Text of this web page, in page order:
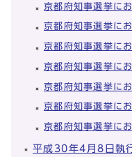
京都府知事選挙に
京都府知事選挙に
京都府知事選挙に
京都府知事選挙に
京都府知事選挙に
京都府知事選挙に
京都府知事選挙に
平成30年4月8日